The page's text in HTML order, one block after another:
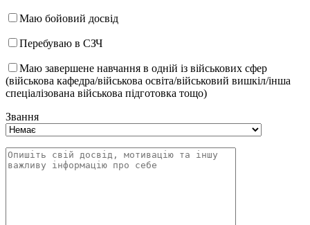
Маю бойовий досвід
Перебуваю в СЗЧ
Маю завершене навчання в одній із військових сфер
(військова кафедра/військова освіта/військовий вишкіл/інша
спеціалізована військова підготовка тощо)
Звання